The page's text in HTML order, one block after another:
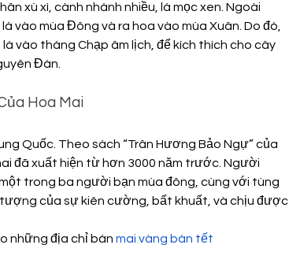
xù xì, cành nhánh nhiều, lá mọc xen. Ngoài
vào mùa Đông và ra hoa vào mùa Xuân. Do đó,
vào tháng Chạp âm lịch, để kích thích cho cây
Đán.
Hoa Mai
Quốc. Theo sách “Trân Hương Bảo Ngự” của
đã xuất hiện từ hơn 3000 năm trước. Người
trong ba người bạn mùa đông, cùng với tùng
của sự kiên cường, bất khuất, và chịu được
những địa chỉ bán mai vàng bán tết